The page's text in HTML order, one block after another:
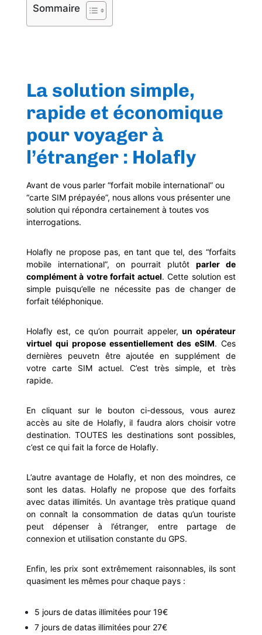
Sommaire
La solution simple,
rapide et économique
pour voyager à
l’étranger : Holafly
Avant de vous parler “forfait mobile international” ou
“carte SIM prépayée”, nous allons vous présenter une
solution qui répondra certainement à toutes vos
interrogations.
Holafly ne propose pas, en tant que tel, des “forfaits
mobile international”, on pourrait plutôtparler de
complément à votre forfait actuel. Cette solution est
simple puisqu’elle ne nécessite pas de changer de
forfait téléphonique.
Holafly est, ce qu’on pourrait appeler, un opérateur
virtuel qui propose essentiellement des eSIM. Ces
dernières peuvetn être ajoutée en supplément de
votre carte SIM actuel. C’est très simple, et très
rapide.
En cliquant sur le bouton ci-dessous, vous aurez
accès au site de Holafly, il faudra alors choisir votre
destination. TOUTES les destinations sont possibles,
c’est ce qui fait la force de Holafly.
L’autre avantage de Holafly, et non des moindres, ce
sont les datas. Holafly ne propose que des forfaits
avec datas illimités. Un avantage très pratique quand
on connaît la consommation de datas qu’un touriste
peut dépenser à l’étranger, entre partage de
connexion et utilisation constante du GPS.
Enfin, les prix sont extrêmement raisonnables, ils sont
quasiment les mêmes pour chaque pays :
5 jours de datas illimitées pour 19€
7 jours de datas illimitées pour 27€